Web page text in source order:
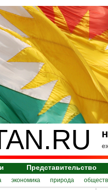
Представительство
экономика природа